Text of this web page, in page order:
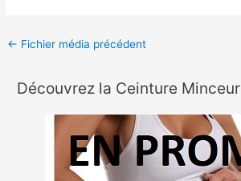
← Fichier média précédent
Découvrez la Ceinture Minceur